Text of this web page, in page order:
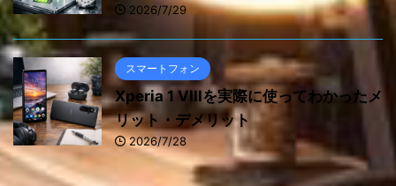
2026/7/29
スマートフォン
Xperia 1 VIIIを実際に使ってわかったメ
リット・デメリット
2026/7/28